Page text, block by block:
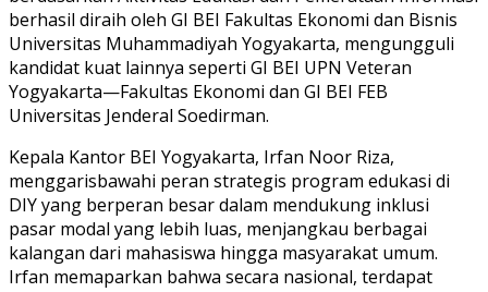
berhasil diraih oleh GI BEI Fakultas Ekonomi dan Bisnis
Universitas Muhammadiyah Yogyakarta, mengungguli
kandidat kuat lainnya seperti GI BEI UPN Veteran
Yogyakarta—Fakultas Ekonomi dan GI BEI FEB
Universitas Jenderal Soedirman.
Kepala Kantor BEI Yogyakarta, Irfan Noor Riza,
menggarisbawahi peran strategis program edukasi di
DIY yang berperan besar dalam mendukung inklusi
pasar modal yang lebih luas, menjangkau berbagai
kalangan dari mahasiswa hingga masyarakat umum.
Irfan memaparkan bahwa secara nasional, terdapat